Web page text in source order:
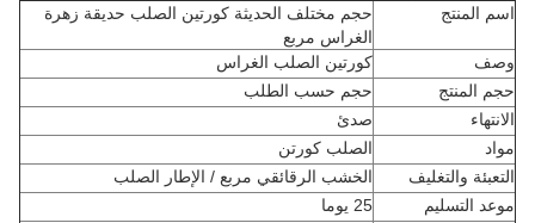
اسم المنتج
حجم مختلف الحديثة كورتين الصلب حديقة زهرة
الغراس مربع
وصف
كورتين الصلب الغراس
حجم المنتج
حجم حسب الطلب
الانتهاء
صدئ
مواد
الصلب كورتن
التعبئة والتغليف
الخشب الرقائقي مربع / الإطار الصلب
موعد التسليم
25 يوما